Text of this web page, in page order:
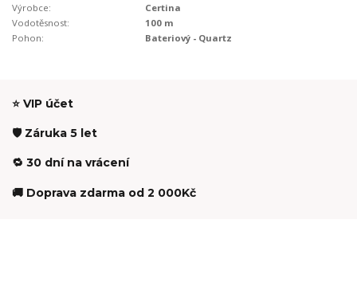
Výrobce:
Certina
Vodotěsnost:
100 m
Pohon:
Bateriový - Quartz
⭐ VIP účet
🛡️ Záruka 5 let
🔁 30 dní na vrácení
🚚 Doprava zdarma od 2 000Kč